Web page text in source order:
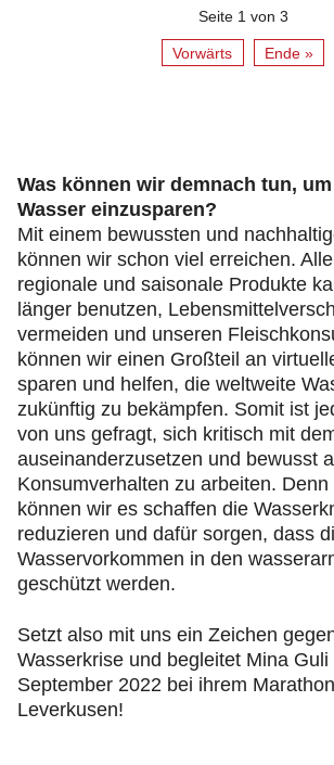
Seite 1 von 3
Vorwärts Ende »
Was können wir demnach tun,
Wasser einzusparen?
Mit einem bewussten und
können wir schon viel erreichen.
regionale und saisonale Produkte
länger benutzen,
vermeiden und unseren
können wir einen Großteil an
sparen und helfen, die weltweite
zukünftig zu bekämpfen. Somit ist
von uns gefragt, sich kritisch mit
auseinanderzusetzen und bewusst
Konsumverhalten zu arbeiten.
können wir es schaffen die
reduzieren und dafür sorgen, dass
Wasservorkommen in den
geschützt werden.
Setzt also mit uns ein Zeichen
Wasserkrise und begleitet Mina Guli
September 2022 bei ihrem
Leverkusen!